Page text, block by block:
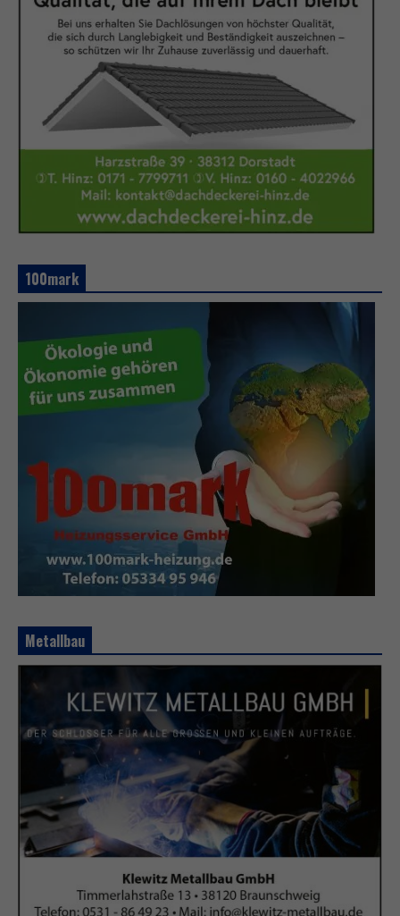
100mark
Metallbau